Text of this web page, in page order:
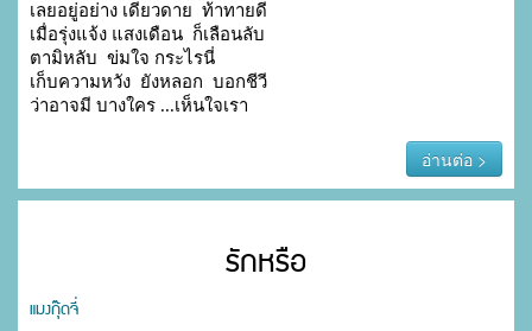
เลยอยู่อย่าง เดียวดาย  ท้าทายดี
เมื่อรุ่งแจ้ง แสงเดือน  ก็เลือนลับ
ตามิหลับ  ข่มใจ กระไรนี่
เก็บความหวัง  ยังหลอก  บอกชีวี
ว่าอาจมี บางใคร ...เห็นใจเรา
อ่านต่อ >
รักหรือ
แมงกุ๊ดจี่